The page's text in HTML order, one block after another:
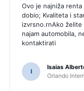
Ovo je najniža renta
dobio; Kvaliteta i
izvrsno.rnAko želite
najam automobila,
kontaktirati
I
Isaias
Orlando